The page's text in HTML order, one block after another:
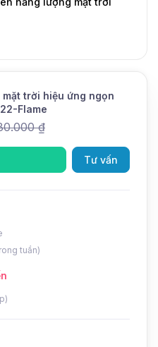
lượng mặt trời hiệu
mã sản phẩm là CD22-
trời hiệu ứng ngọn
Flame
₫
Tư vấn
tuần)